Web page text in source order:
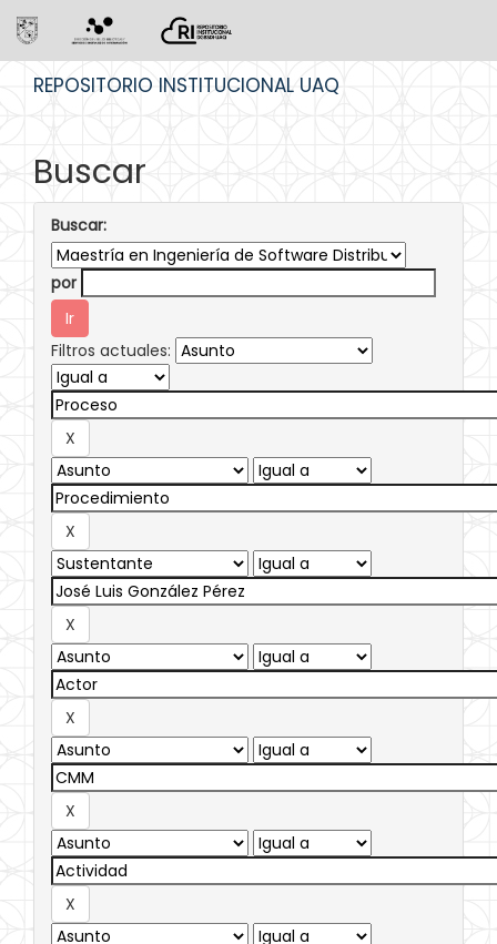
REPOSITORIO INSTITUCIONAL UAQ
Buscar
Buscar:
por
Filtros actuales: